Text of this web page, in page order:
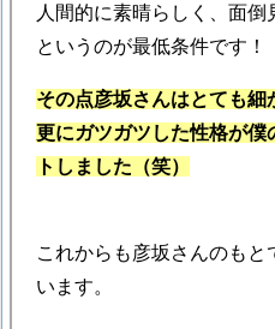
人間的に素晴らしく、面倒
というのが最低条件です！
その点彦坂さんはとても細
更にガツガツした性格が僕
トしました（笑）
これからも彦坂さんのも
います。